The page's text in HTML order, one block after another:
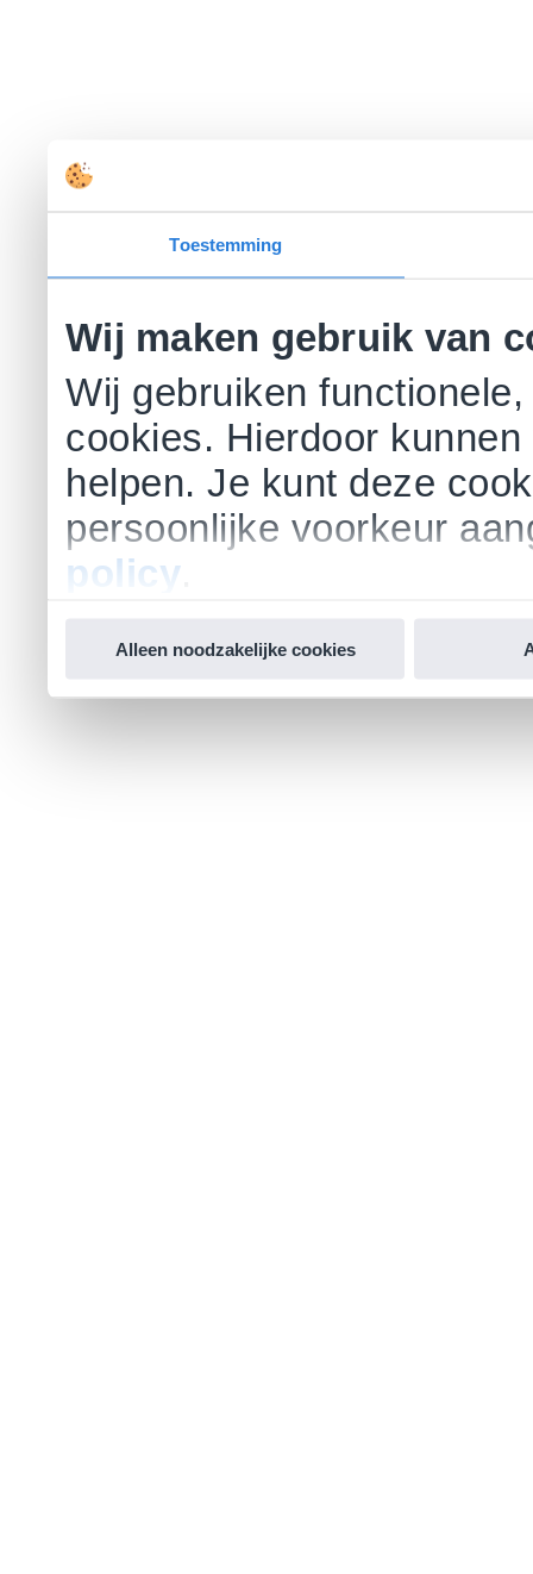
Toestemming
Wij maken gebruik van
Wij gebruiken
cookies. Hierdoor
helpen. Je kunt deze
persoonlijke voorkeur
policy
Alleen noodzakelijke cookies